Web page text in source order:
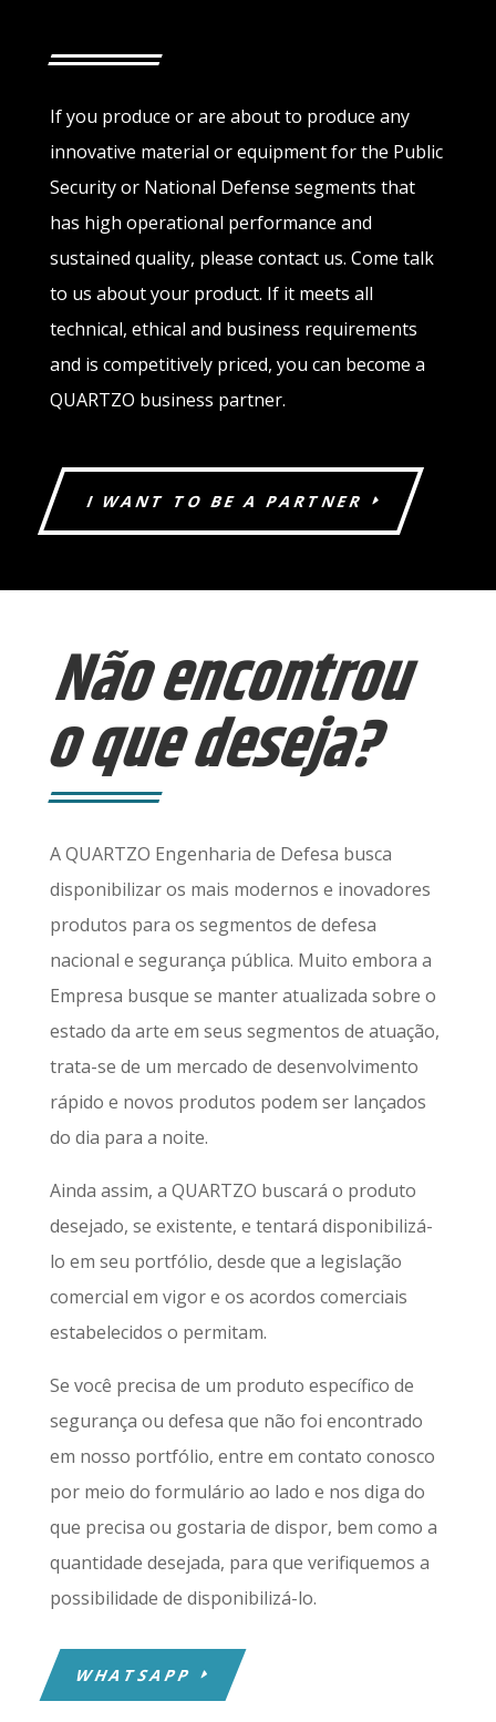
If you produce or are about to produce any
innovative material or equipment for the Public
Security or National Defense segments that
has high operational performance and
sustained quality, please contact us. Come talk
to us about your product. If it meets all
technical, ethical and business requirements
and is competitively priced, you can become a
QUARTZO business partner.
I WANT TO BE A PARTNER
Não encontrou
o que deseja?
A QUARTZO Engenharia de Defesa busca
disponibilizar os mais modernos e inovadores
produtos para os segmentos de defesa
nacional e segurança pública. Muito embora a
Empresa busque se manter atualizada sobre o
estado da arte em seus segmentos de atuação,
trata-se de um mercado de desenvolvimento
rápido e novos produtos podem ser lançados
do dia para a noite.
Ainda assim, a QUARTZO buscará o produto
desejado, se existente, e tentará disponibilizá-
lo em seu portfólio, desde que a legislação
comercial em vigor e os acordos comerciais
estabelecidos o permitam.
Se você precisa de um produto específico de
segurança ou defesa que não foi encontrado
em nosso portfólio, entre em contato conosco
por meio do formulário ao lado e nos diga do
que precisa ou gostaria de dispor, bem como a
quantidade desejada, para que verifiquemos a
possibilidade de disponibilizá-lo.
WHATSAPP